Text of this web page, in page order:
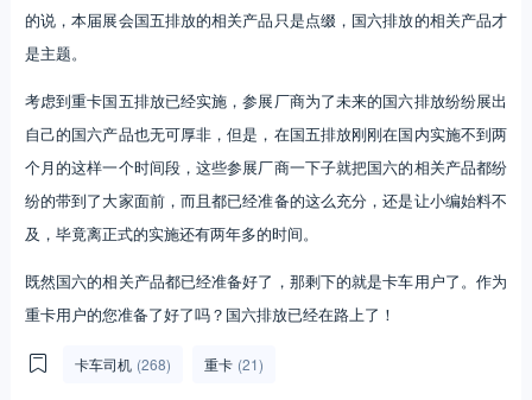
的说，本届展会国五排放的相关产品只是点缀，国六排放的相关产品才
是主题。
考虑到重卡国五排放已经实施，参展厂商为了未来的国六排放纷纷展出
自己的国六产品也无可厚非，但是，在国五排放刚刚在国内实施不到两
个月的这样一个时间段，这些参展厂商一下子就把国六的相关产品都纷
纷的带到了大家面前，而且都已经准备的这么充分，还是让小编始料不
及，毕竟离正式的实施还有两年多的时间。
既然国六的相关产品都已经准备好了，那剩下的就是卡车用户了。作为
重卡用户的您准备了好了吗？国六排放已经在路上了！
卡车司机 (268) 重卡 (21)